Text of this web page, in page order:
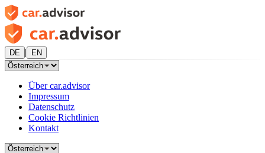
DE | EN
Über car.advisor
Impressum
Datenschutz
Cookie Richtlinien
Kontakt